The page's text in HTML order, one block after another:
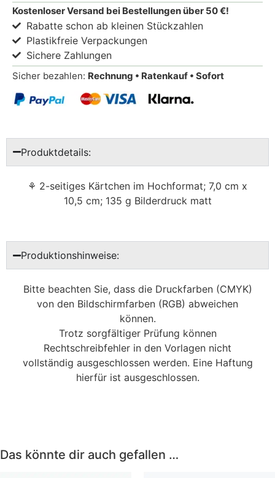
Kostenloser Versand bei Bestellungen über 50 €!
Rabatte schon ab kleinen Stückzahlen
Plastikfreie Verpackungen
Sichere Zahlungen
Sicher bezahlen: Rechnung • Ratenkauf • Sofort
Produktdetails:
⚘ 2-seitiges Kärtchen im Hochformat; 7,0 cm x
10,5 cm; 135 g Bilderdruck matt
Produktionshinweise:
Bitte beachten Sie, dass die Druckfarben (CMYK)
von den Bildschirmfarben (RGB) abweichen
können.
Trotz sorgfältiger Prüfung können
Rechtschreibfehler in den Vorlagen nicht
vollständig ausgeschlossen werden. Eine Haftung
hierfür ist ausgeschlossen.
Das könnte dir auch gefallen …